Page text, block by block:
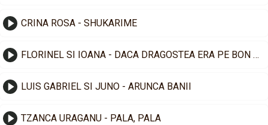
CRINA ROSA - SHUKARIME
FLORINEL SI IOANA - DACA DRAGOSTEA ERA PE BON FISCAL
LUIS GABRIEL SI JUNO - ARUNCA BANII
TZANCA URAGANU - PALA, PALA